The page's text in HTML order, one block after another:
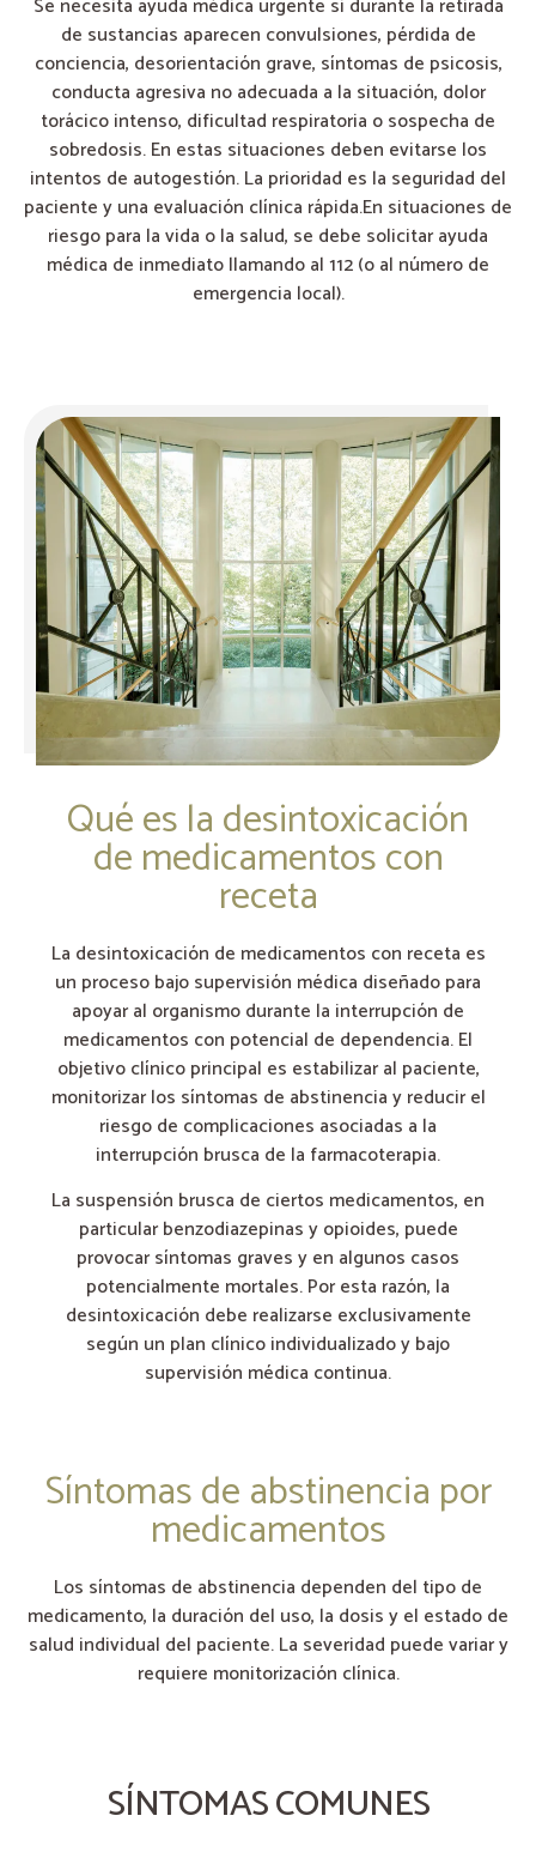
Se necesita ayuda médica urgente si durante la retirada
de sustancias aparecen convulsiones, pérdida de
conciencia, desorientación grave, síntomas de psicosis,
conducta agresiva no adecuada a la situación, dolor
torácico intenso, dificultad respiratoria o sospecha de
sobredosis. En estas situaciones deben evitarse los
intentos de autogestión. La prioridad es la seguridad del
paciente y una evaluación clínica rápida.En situaciones de
riesgo para la vida o la salud, se debe solicitar ayuda
médica de inmediato llamando al 112 (o al número de
emergencia local).
Qué es la desintoxicación
de medicamentos con
receta
La desintoxicación de medicamentos con receta es
un proceso bajo supervisión médica diseñado para
apoyar al organismo durante la interrupción de
medicamentos con potencial de dependencia. El
objetivo clínico principal es estabilizar al paciente,
monitorizar los síntomas de abstinencia y reducir el
riesgo de complicaciones asociadas a la
interrupción brusca de la farmacoterapia.
La suspensión brusca de ciertos medicamentos, en
particular benzodiazepinas y opioides, puede
provocar síntomas graves y en algunos casos
potencialmente mortales. Por esta razón, la
desintoxicación debe realizarse exclusivamente
según un plan clínico individualizado y bajo
supervisión médica continua.
Síntomas de abstinencia por
medicamentos
Los síntomas de abstinencia dependen del tipo de
medicamento, la duración del uso, la dosis y el estado de
salud individual del paciente. La severidad puede variar y
requiere monitorización clínica.
SÍNTOMAS COMUNES